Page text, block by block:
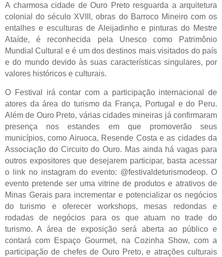
A charmosa cidade de Ouro Preto resguarda a arquitetura
colonial do século XVIII, obras do Barroco Mineiro com os
entalhes e esculturas de Aleijadinho e pinturas do Mestre
Ataíde, é reconhecida pela Unesco como Patrimônio
Mundial Cultural e é um dos destinos mais visitados do país
e do mundo devido às suas características singulares, por
valores históricos e culturais.
O Festival irá contar com a participação internacional de
atores da área do turismo da França, Portugal e do Peru.
Além de Ouro Preto, várias cidades mineiras já confirmaram
presença nos estandes em que promoverão seus
municípios, como Airuoca, Resende Costa e as cidades da
Associação do Circuito do Ouro. Mas ainda há vagas para
outros expositores que desejarem participar, basta acessar
o link no instagram do evento: @festivaldeturismodeop. O
evento pretende ser uma vitrine de produtos e atrativos de
Minas Gerais para incrementar e potencializar os negócios
do turismo e oferecer workshops, mesas redondas e
rodadas de negócios para os que atuam no trade do
turismo. A área de exposição será aberta ao público e
contará com Espaço Gourmet, na Cozinha Show, com a
participação de chefes de Ouro Preto, e atrações culturais